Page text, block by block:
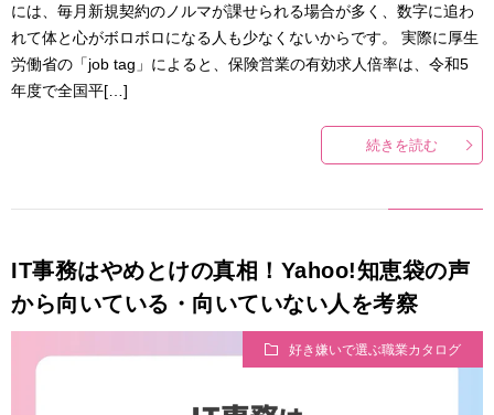
には、毎月新規契約のノルマが課せられる場合が多く、数字に追わ
れて体と心がボロボロになる人も少なくないからです。 実際に厚生
労働省の「job tag」によると、保険営業の有効求人倍率は、令和5
年度で全国平[…]
続きを読む
IT事務はやめとけの真相！Yahoo!知恵袋の声
から向いている・向いていない人を考察
好き嫌いで選ぶ職業カタログ